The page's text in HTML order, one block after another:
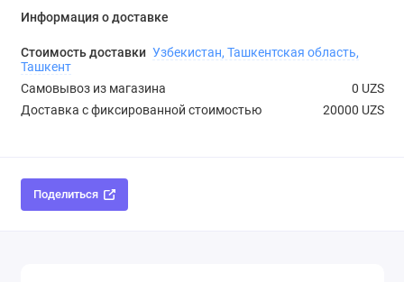
Информация о доставке
Стоимость доставки Узбекистан, Ташкентская область,
Ташкент
Самовывоз из магазина
0 UZS
Доставка с фиксированной стоимостью
20000 UZS
Поделиться